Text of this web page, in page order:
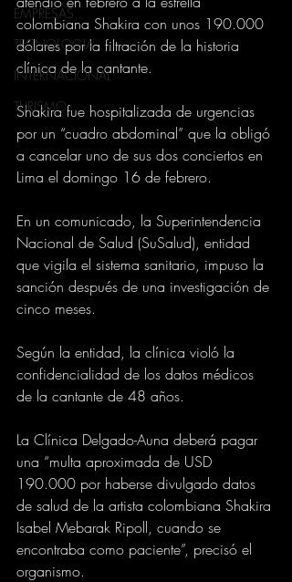
EMPRESAS
TECNOLOGIA
INTERNACIONAL
TURISMO
colombiana Shakira con unos 190.000
dólares por la filtración de la historia
clínica de la cantante.
Shakira fue hospitalizada de urgencias
por un “cuadro abdominal” que la obligó
a cancelar uno de sus dos conciertos en
Lima el domingo 16 de febrero.
En un comunicado, la Superintendencia
Nacional de Salud (SuSalud), entidad
que vigila el sistema sanitario, impuso la
sanción después de una investigación de
cinco meses.
Según la entidad, la clínica violó la
confidencialidad de los datos médicos
de la cantante de 48 años.
La Clínica Delgado-Auna deberá pagar
una “multa aproximada de USD
190.000 por haberse divulgado datos
de salud de la artista colombiana Shakira
Isabel Mebarak Ripoll, cuando se
encontraba como paciente”, precisó el
organismo.